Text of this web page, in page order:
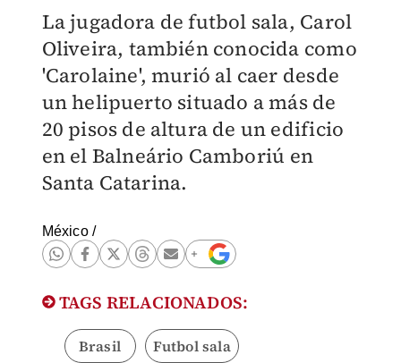
La jugadora de futbol sala, Carol
Oliveira, también conocida como
'Carolaine', murió al caer desde
un helipuerto situado a más de
20 pisos de altura de un edificio
en el Balneário Camboriú en
Santa Catarina.
México/
TAGS RELACIONADOS:
Brasil Futbol sala